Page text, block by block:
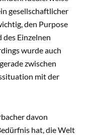
gesellschaftlicher
den Purpose
des Einzelnen
wurde auch
zwischen
mit der
davon
hat, die Welt